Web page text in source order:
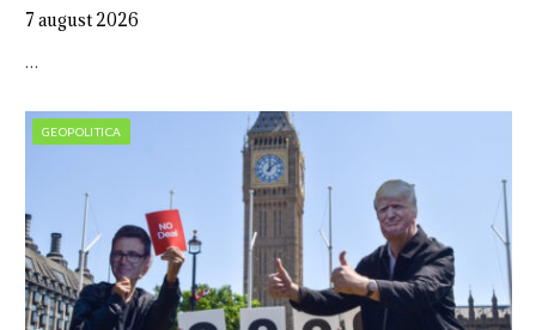
7 august 2026
…
GEOPOLITICA